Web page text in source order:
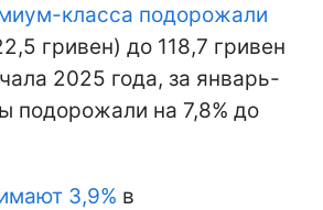
класса подорожали
гривен) до 118,7 гривен
2025 года, за январь-
подорожали на 7,8% до
3,9% в